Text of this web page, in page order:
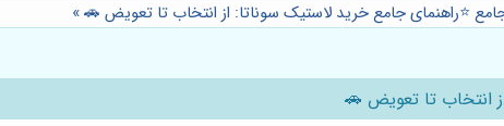
⭐️راهنمای جامع خرید لاستیک سوناتا: از انتخاب تا تعویض 🚗»
انتخاب تا تعویض 🚗